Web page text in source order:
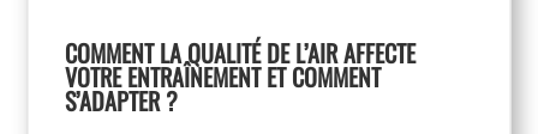
COMMENT LA QUALITÉ DE L’AIR AFFECTE
VOTRE ENTRAÎNEMENT ET COMMENT
S’ADAPTER ?